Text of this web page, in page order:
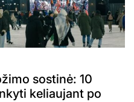
sostinė: 10
keliaujant po